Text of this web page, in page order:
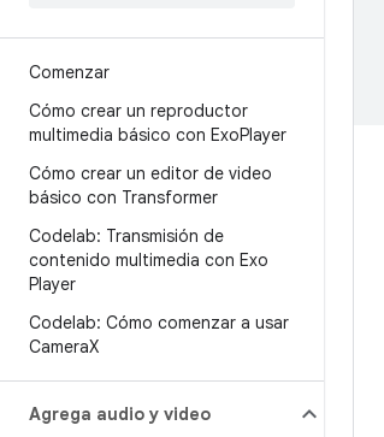
Comenzar
Cómo crear un reproductor
multimedia básico con ExoPlayer
Cómo crear un editor de video
básico con Transformer
Codelab: Transmisión de
contenido multimedia con Exo
Player
Codelab: Cómo comenzar a usar
CameraX
Agrega audio y video